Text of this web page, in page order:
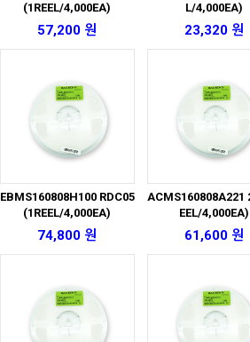
(1REEL/4,000EA)
57,200 원
L/4,000EA)
23,320 원
EBMS160808H100 RDC05
(1REEL/4,000EA)
74,800 원
ACMS160808A221
EEL/4,000EA)
61,600 원